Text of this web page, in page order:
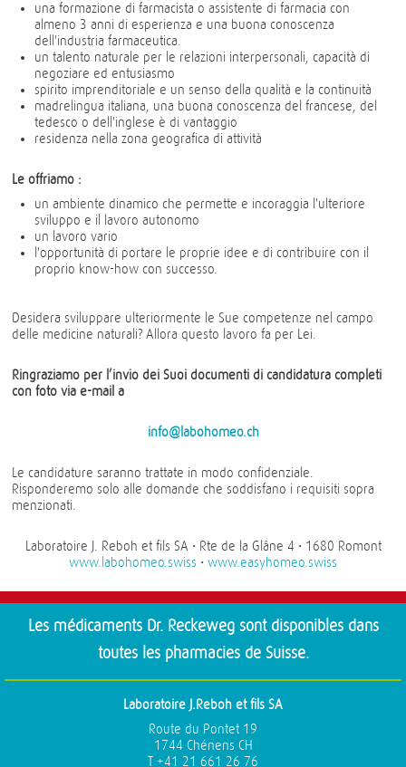
una formazione di farmacista o assistente di farmacia con
almeno 3 anni di esperienza e una buona conoscenza
dell'industria farmaceutica.
un talento naturale per le relazioni interpersonali, capacità di
negoziare ed entusiasmo
spirito imprenditoriale e un senso della qualità e la continuità
madrelingua italiana, una buona conoscenza del francese, del
tedesco o dell'inglese è di vantaggio
residenza nella zona geografica di attività
Le offriamo :
un ambiente dinamico che permette e incoraggia l'ulteriore
sviluppo e il lavoro autonomo
un lavoro vario
l'opportunità di portare le proprie idee e di contribuire con il
proprio know-how con successo.
Desidera sviluppare ulteriormente le Sue competenze nel campo
delle medicine naturali? Allora questo lavoro fa per Lei.
Ringraziamo per l’invio dei Suoi documenti di candidatura completi
con foto via e-mail a
info@labohomeo.ch
Le candidature saranno trattate in modo confidenziale.
Risponderemo solo alle domande che soddisfano i requisiti sopra
menzionati.
Laboratoire J. Reboh et fils SA • Rte de la Glâne 4 • 1680 Romont
www.labohomeo.swiss • www.easyhomeo.swiss
Les médicaments Dr. Reckeweg sont disponibles dans
toutes les pharmacies de Suisse.
Laboratoire J.Reboh et fils SA
Route du Pontet 19
1744 Chénens CH
T +41 21 661 26 76